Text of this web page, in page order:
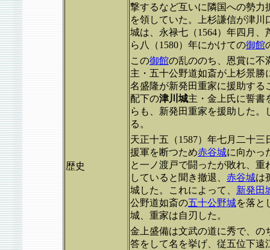
歴史
撃するなど互いに隣国への勢力
を領していた。上杉謙信が津
城は、永禄七（1564）年四月
ら八（1580）年にかけての御館
この御館の乱ののち、恩賞に不
主・五十公野道如斎が上杉景勝
名盛隆が新発田重家に援助する
配下の津川城主・金上氏に誓書
らも、新発田重家を援助した
る。
天正十五（1587）年七月二十
援軍を断つため赤谷城に向かっ
と一ノ渡戸で闘ったが敗れ、
していると聞き撤退、 赤谷城は
城した。これによって、 新発田
公野道如斎の五十公野城を落と
城、重家は自刃した。
金上盛備は文武の道に秀で、の
答をして名を挙げ、従五位下遠